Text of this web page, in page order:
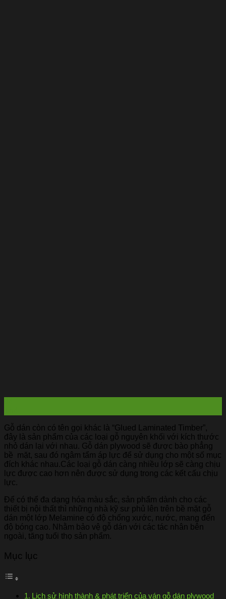
Gỗ dán còn có tên gọi khác là “Glued Laminated Timber”,
đây là sản phẩm của các loại gỗ nguyên khối với kích thước
nhỏ dán lại với nhau. Gỗ dán plywood sẽ được bào phẳng
bề mặt, sau đó ngâm tẩm áp lực để sử dụng cho một số mục
đích khác nhau.Các loại gỗ dán càng nhiều lớp sẽ càng chịu
lực được cao hơn nên được sử dụng trong các kết cấu chịu
lực.
Để có thể đa dạng hóa màu sắc, sản phẩm dành cho các
thiết bị nội thất thì những nhà kỹ sư phủ lên trên bề mặt gỗ
dán một lớp Melamine có độ chống xước, nước, mang đến
độ bóng cao. Nhằm bảo vệ gỗ dán với các tác nhân bên
ngoài, tăng tuổi thọ sản phẩm.
Mục lục
Lịch sử hình thành & phát triển của ván gỗ dán plywood